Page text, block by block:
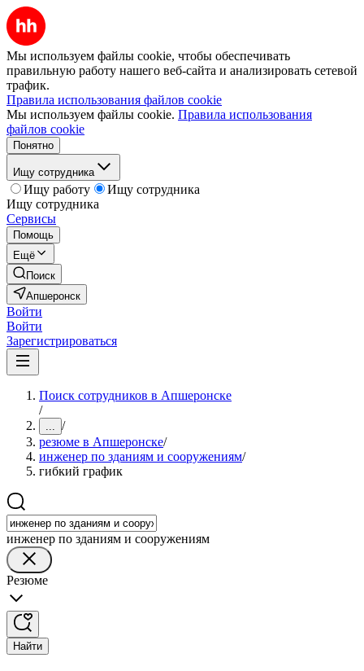
Мы используем файлы cookie, чтобы обеспечивать
правильную работу нашего веб-сайта и анализировать сетевой
трафик.
Правила использования файлов cookie
Мы используем файлы cookie. Правила использования
файлов cookie
Понятно
Ищу сотрудника
Ищу работу
Ищу сотрудника
Ищу сотрудника
Сервисы
Помощь
Ещё
Поиск
Апшеронск
Войти
Войти
Зарегистрироваться
Поиск сотрудников в Апшеронске
/
... /
резюме в Апшеронске/
инженер по зданиям и сооружениям/
гибкий график
инженер по зданиям и сооружениям
Резюме
Найти